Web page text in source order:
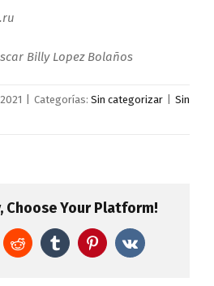
Billy Lopez Bolaños
Categorías: Sin categorizar
Sin
Choose Your Platform!
Reddit Tumblr Pinterest
Vk